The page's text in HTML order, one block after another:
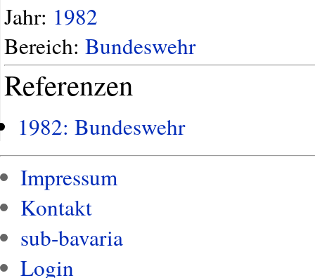
Jahr: 1982
Bereich: Bundeswehr
Referenzen
1982: Bundeswehr
Impressum
Kontakt
sub-bavaria
Login